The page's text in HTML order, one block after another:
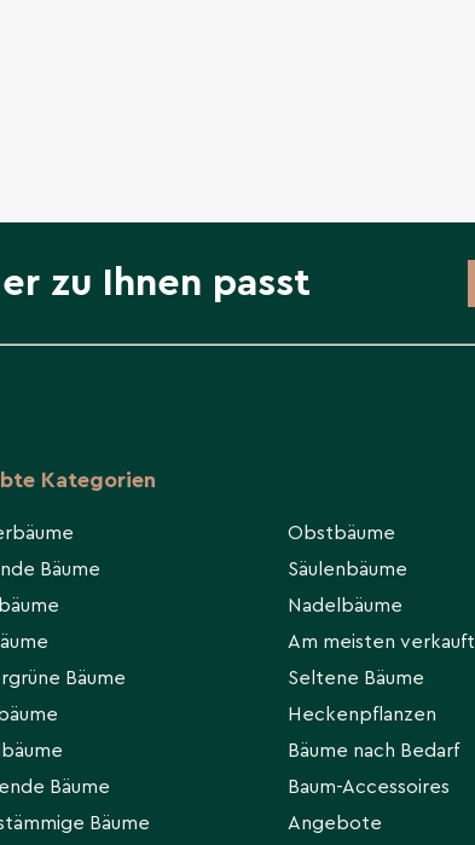
zu Ihnen passt
Kategorien
Bäume
Bäume
Bäume
Bäume
Obstbäume
Säulenbäume
Nadelbäume
Am meisten verkauft
Seltene Bäume
Heckenpflanzen
Bäume nach Bedarf
Baum-Accessoires
Angebote